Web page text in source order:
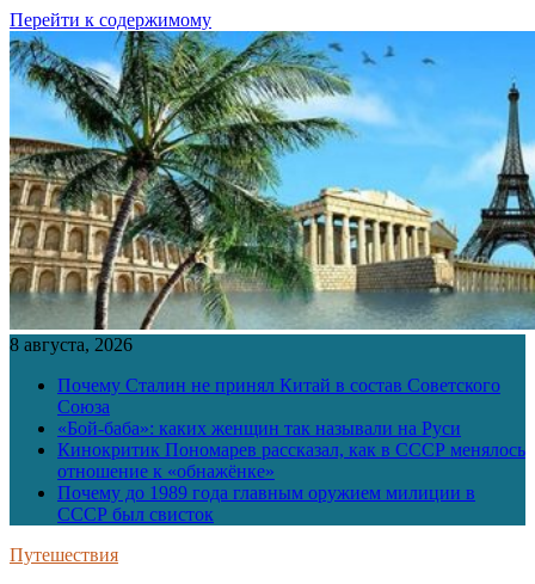
Перейти к содержимому
8 августа, 2026
Почему Сталин не принял Китай в состав Советского
Союза
«Бой-баба»: каких женщин так называли на Руси
Кинокритик Пономарев рассказал, как в СССР менялось
отношение к «обнажёнке»
Почему до 1989 года главным оружием милиции в
СССР был свисток
Путешествия